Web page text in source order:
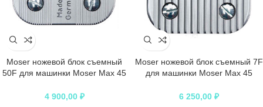
Moser ножевой блок съемный
50F для машинки Moser Max 45
шаг 1 мм)
4 900,00 ₽
Moser ножевой блок съемный 7F
для машинки Moser Max 45
мм, шаг 3,06 мм)
6 250,00 ₽